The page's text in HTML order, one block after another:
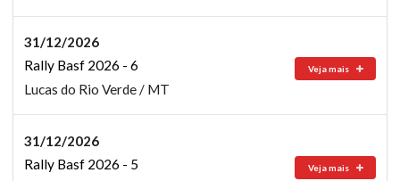
31/12/2026
Rally Basf 2026 - 6
Veja mais
Lucas do Rio Verde / MT
31/12/2026
Rally Basf 2026 - 5
Veja mais